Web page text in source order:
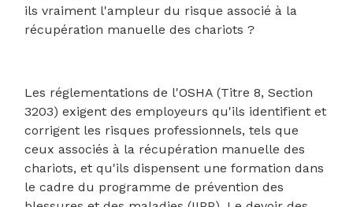
ils vraiment l'ampleur du risque associé à la
récupération manuelle des chariots ?
Les réglementations de l'OSHA (Titre 8, Section
3203) exigent des employeurs qu'ils identifient et
corrigent les risques professionnels, tels que
ceux associés à la récupération manuelle des
chariots, et qu'ils dispensent une formation dans
le cadre du programme de prévention des